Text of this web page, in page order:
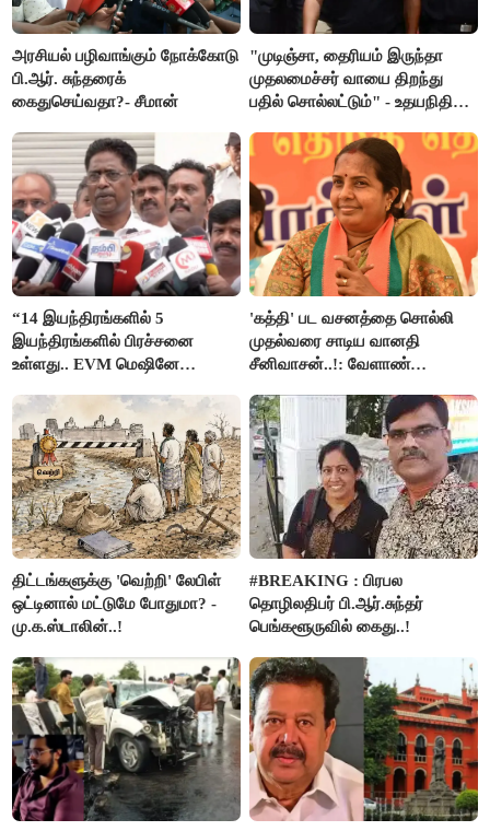
அரசியல் பழிவாங்கும் நோக்கோடு
பி.ஆர். சுந்தரைக்
கைதுசெய்வதா?- சீமான்
"முடிஞ்சா, தைரியம் இருந்தா
முதலமைச்சர் வாயை திறந்து
பதில் சொல்லட்டும்" - உதயநிதி
“14 இயந்திரங்களில் 5
இயந்திரங்களில் பிரச்சனை
உள்ளது.. EVM மெஷினே
இளங்கோ
'கத்தி' பட வசனத்தை சொல்லி
முதல்வரை சாடிய வானதி
சீனிவாசன்..!: வேளாண்
எதிர்ப்பு!
திட்டங்களுக்கு 'வெற்றி' லேபிள்
ஒட்டினால் மட்டுமே போதுமா? -
மு.க.ஸ்டாலின்..!
#BREAKING : பிரபல
தொழிலதிபர் பி.ஆர்.சுந்தர்
பெங்களூருவில் கைது..!